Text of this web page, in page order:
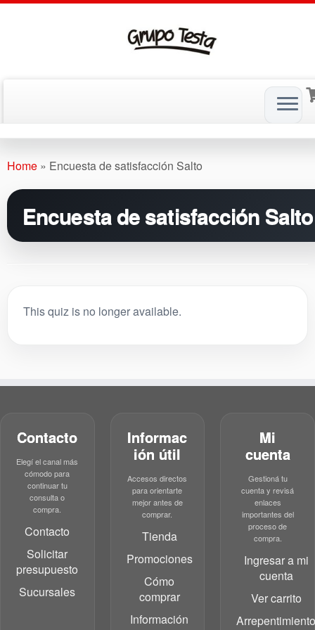
toHome » Encuesta de satisfacción Salto
Encuesta de satisfacción Salto
This quiz is no longer available.
Contacto
Elegí el canal más
cómodo para
continuar tu
consulta o
compra.
Contacto
Solicitar
presupuesto
Sucursales
Informac
ión útil
Accesos directos
para orientarte
mejor antes de
comprar.
Tienda
Promociones
Cómo
comprar
Información
Mi
cuenta
Gestioná tu
cuenta y revisá
enlaces
importantes del
proceso de
compra.
Ingresar a mi
cuenta
Ver carrito